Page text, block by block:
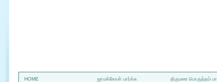
HOME ஜாமக்கோள் பார்க்க திருமண பொருத்தம்